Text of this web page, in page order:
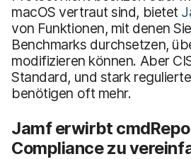
macOS vertraut sind, bietet
von Funktionen, mit denen
Benchmarks durchsetzen,
modifizieren können. Aber
Standard, und stark
benötigen oft mehr.
Jamf erwirbt
Compliance zu